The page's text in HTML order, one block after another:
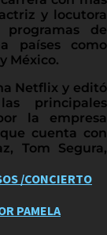
y locutora
de
países como
México.
Netflix y editó
principales
la empresa
cuenta con
Tom Segura,
/CONCIERTO
PAMELA